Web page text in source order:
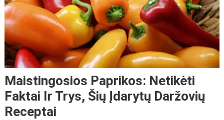
Maistingosios Paprikos: Netikėti
Faktai Ir Trys, Šių Įdarytų Daržovių
Receptai